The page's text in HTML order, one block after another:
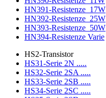
HN391-Resistenze_17W
HN392-Resistenze_25W
HN393-Resistenze_50W
HN394-Resistenze Varie
HS2-Transistor
HS31-Serie 2N .....
HS32-Serie 2SA .....
HS33-Serie 2SB .....
HS34-Serie 2SC .....